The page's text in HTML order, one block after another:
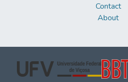
Contact
About